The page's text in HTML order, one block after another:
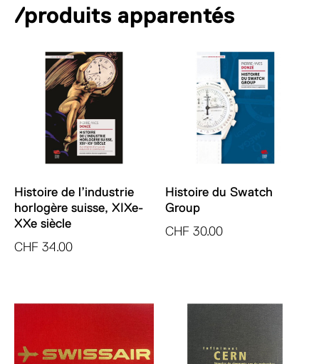
/produits apparentés
Histoire de l’industrie
horlogère suisse, XIXe-
XXe siècle
CHF 34.00
Histoire du Swatch
Group
CHF 30.00